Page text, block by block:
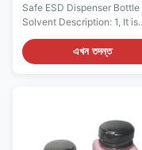
Safe ESD Dispenser Bottle
Solvent Description: 1, It is
made of HDPE plastic with
stainless steel cap, can hold
various kinds of nail polish,
hand operation 3, Use a
swab or a rag to gently
এখন তদন্ত